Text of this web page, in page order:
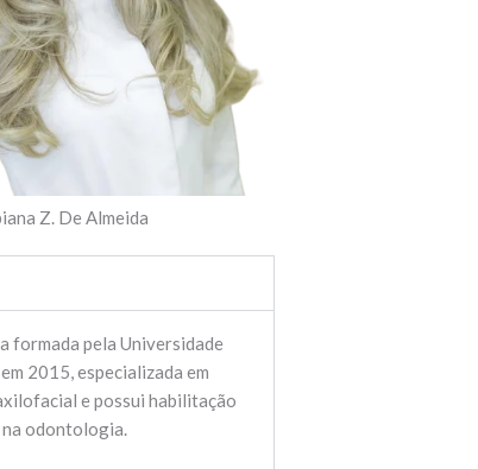
Z. De Almeida
formada pela Universidade
2015, especializada em
e possui habilitação
odontologia.